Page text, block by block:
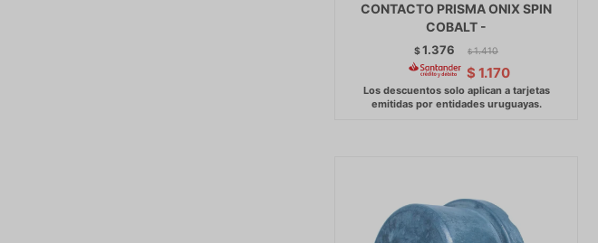
CONTACTO PRISMA ONIX SPIN
COBALT -
$1.376 $ 1.410
$ 1.170